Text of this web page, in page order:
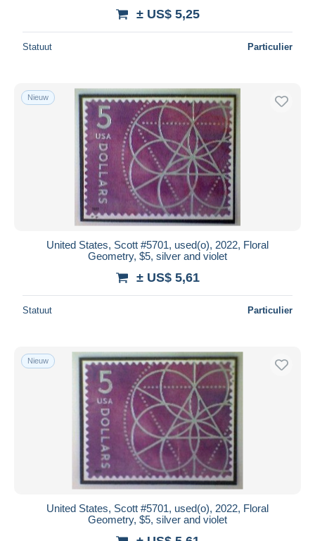
± US$ 5,25
Statuut Particulier
Nieuw
United States, Scott #5701, used(o), 2022, Floral
Geometry, $5, silver and violet
± US$ 5,61
Statuut Particulier
Nieuw
United States, Scott #5701, used(o), 2022, Floral
Geometry, $5, silver and violet